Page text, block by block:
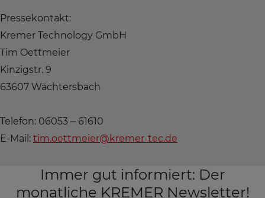
Pressekontakt:
Kremer Technology GmbH
Tim Oettmeier
Kinzigstr. 9
63607 Wächtersbach
Telefon: 06053 – 61610
E-Mail: tim.oettmeier@kremer-tec.de
Immer gut informiert: Der
monatliche KREMER Newsletter!